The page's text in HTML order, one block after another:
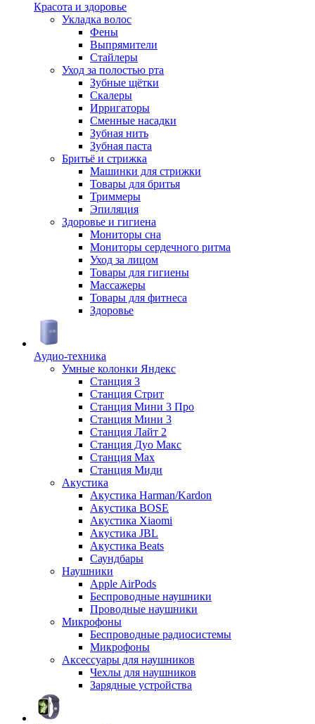
Красота и здоровье
Укладка волос
Фены
Выпрямители
Стайлеры
Уход за полостью рта
Зубные щётки
Скалеры
Ирригаторы
Сменные насадки
Зубная нить
Зубная паста
Бритьё и стрижка
Машинки для стрижки
Товары для бритья
Триммеры
Эпиляция
Здоровье и гигиена
Мониторы сна
Мониторы сердечного ритма
Уход за лицом
Товары для гигиены
Массажеры
Товары для фитнеса
Здоровье
Аудио-техника
Умные колонки Яндекс
Станция 3
Станция Стрит
Станция Мини 3 Про
Станция Мини 3
Станция Лайт 2
Станция Дуо Макс
Станция Max
Станция Миди
Акустика
Акустика Harman/Kardon
Акустика BOSE
Акустика Xiaomi
Акустика JBL
Акустика Beats
Саундбары
Наушники
Apple AirPods
Беспроводные наушники
Проводные наушники
Микрофоны
Беспроводные радиосистемы
Микрофоны
Аксессуары для наушников
Чехлы для наушников
Зарядные устройства